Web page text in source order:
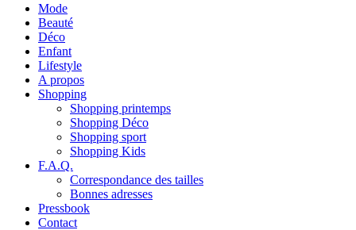
Mode
Beauté
Déco
Enfant
Lifestyle
A propos
Shopping
Shopping printemps
Shopping Déco
Shopping sport
Shopping Kids
F.A.Q.
Correspondance des tailles
Bonnes adresses
Pressbook
Contact